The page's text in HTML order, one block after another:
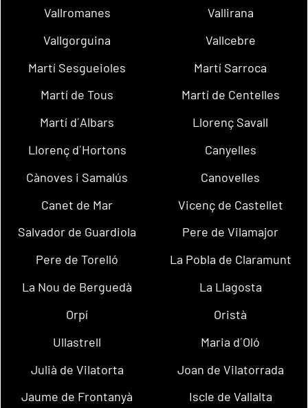
Vallromanes
Vallirana
Vallgorguina
Vallcebre
Martí Sesgueioles
Martí Sarroca
Martí de Tous
Martí de Centelles
Martí d´Albars
Llorenç Savall
Llorenç d´Hortons
Canyelles
Cànoves i Samalús
Canovelles
Canet de Mar
Vicenç de Castellet
Salvador de Guardiola
Pere de Vilamajor
Pere de Torelló
La Pobla de Claramunt
La Nou de Berguedà
La Llagosta
Orpí
Oristà
Ullastrell
Maria d´Oló
Julià de Vilatorta
Joan de Vilatorrada
Jaume de Frontanyà
Iscle de Vallalta